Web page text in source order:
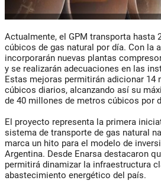
Actualmente, el GPM transporta hasta
cúbicos de gas natural por día. Con la
incorporarán nuevas plantas
y se realizarán adecuaciones en las
Estas mejoras permitirán adicionar 14
cúbicos diarios, alcanzando así su
de 40 millones de metros cúbicos por
El proyecto representa la primera
sistema de transporte de gas natural
marca un hito para el modelo de
Argentina. Desde Enarsa destacaron
permitirá dinamizar la infraestructura
abastecimiento energético del país.